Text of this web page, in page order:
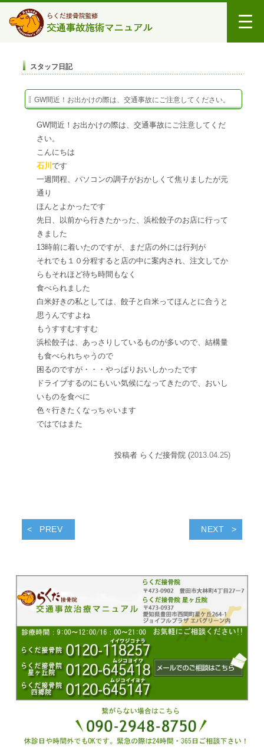
スタッフ日記
GW間近！お出かけの際は、交通事故にご注意してください。
GW間近！お出かけの際は、交通事故にご注意してくだ
さい。
こんにちは
石川 です
一週間程、パソコンの調子がおかしくて焦りましたが元
通り
ほんとよかったです
先日、以前から行きたかった、浜松餃子のお店に行って
きました
13時前に着いたのですが、まだ店の外には行列が
それでも１０分程すると店の中に案内され、注文してか
らもそれほど待ち時間もなく
食べられました
白米好きの私としては、餃子と白米ってほんとに合うと
思うんですよね
もうすすむすすむ
浜松餃子は、あっさりしているものが多いので、結構量
も食べられちゃうので
困るのですが・・・ やっぱりおいしかったです
ドライブするのにもいい気候になってきたので、おいし
いものを食べに
色々行きたくなっちゃいます
ではではまた
投稿者 らくだ接骨院 (2013.04.25)
PREV NEXT